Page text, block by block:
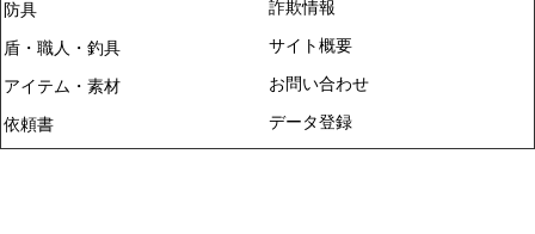
防具
盾・職人・釣具
アイテム・素材
依頼書
詐欺情報
サイト概要
お問い合わせ
データ登録